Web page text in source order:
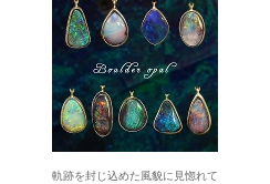
軌跡を封じ込めた風貌に見惚れて